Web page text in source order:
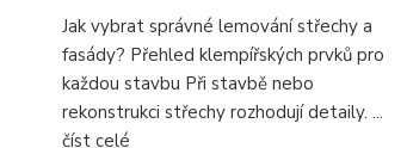
Jak vybrat správné lemování střechy a
fasády? Přehled klempířských prvků pro
každou stavbu Při stavbě nebo
rekonstrukci střechy rozhodují detaily. ...
číst celé